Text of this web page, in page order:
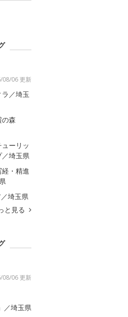
08/06 更新
／埼玉
森
ーリッ
／埼玉県
・精進
埼玉県
と見る
08/06 更新
／埼玉県